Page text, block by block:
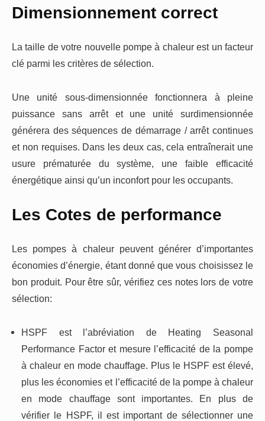
Dimensionnement correct
La taille de votre nouvelle pompe à chaleur est un facteur
clé parmi les critères de sélection.
Une unité sous-dimensionnée fonctionnera à pleine
puissance sans arrêt et une unité surdimensionnée
générera des séquences de démarrage / arrêt continues
et non requises. Dans les deux cas, cela entraînerait une
usure prématurée du système, une faible efficacité
énergétique ainsi qu’un inconfort pour les occupants.
Les Cotes de performance
Les pompes à chaleur peuvent générer d’importantes
économies d’énergie, étant donné que vous choisissez le
bon produit. Pour être sûr, vérifiez ces notes lors de votre
sélection:
HSPF est l’abréviation de Heating Seasonal
Performance Factor et mesure l’efficacité de la pompe
à chaleur en mode chauffage. Plus le HSPF est élevé,
plus les économies et l’efficacité de la pompe à chaleur
en mode chauffage sont importantes. En plus de
vérifier le HSPF, il est important de sélectionner une